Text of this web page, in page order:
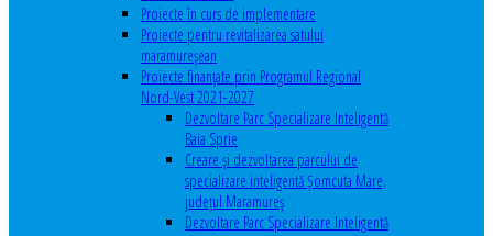
Proiecte în curs de implementare
Proiecte pentru revitalizarea satului
maramureşean
Proiecte finanțate prin Programul Regional
Nord-Vest 2021-2027
Dezvoltare Parc Specializare Inteligentă
Baia Sprie
Creare și dezvoltarea parcului de
specializare inteligentă Șomcuta Mare,
județul Maramureș
Dezvoltare Parc Specializare Inteligentă